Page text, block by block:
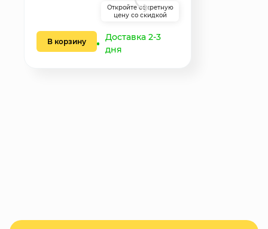
Откройте секретную
цену со скидкой
В корзину
Доставка 2-3
дня